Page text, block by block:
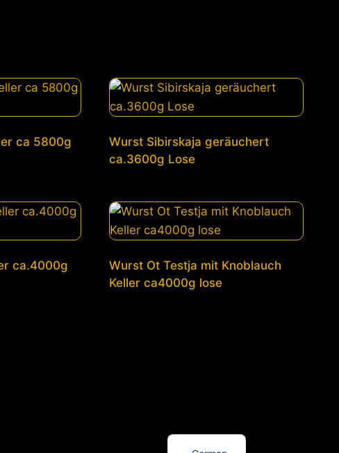
ca 5800g
Wurst Sibirskaja geräuchert
ca.3600g Lose
ca.4000g
Wurst Ot Testja mit Knoblauch
Keller ca4000g lose